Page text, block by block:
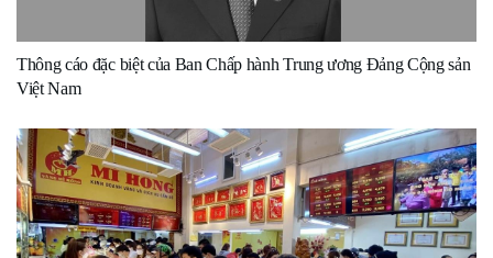
Thông cáo đặc biệt của Ban Chấp hành Trung ương Đảng Cộng sản
Việt Nam